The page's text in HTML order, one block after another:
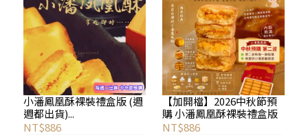
小潘鳳凰酥裸裝禮盒版 (週
週都出貨)...
NT$886
【加開檔】2026中秋節預
購 小潘鳳凰酥裸裝禮盒版
NT$886